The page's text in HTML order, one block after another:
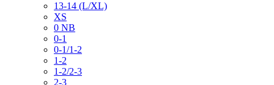
13-14 (L/XL)
XS
0 NB
0-1
0-1/1-2
1-2
1-2/2-3
2-3